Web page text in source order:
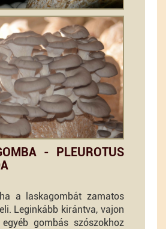
- PLEUROTUS
a laskagombát zamatos
Leginkább kirántva, vajon
gombás szószokhoz